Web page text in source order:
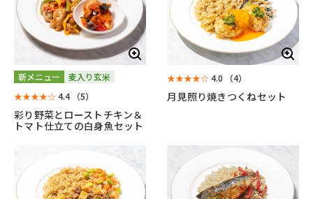
新メニュー
麦入り玄米
★★★★☆4.4 （5）
彩り野菜とローストチキン＆
トマト仕立ての白身魚セット
★★★★☆4.0 （4）
月見照り焼きつくねセット